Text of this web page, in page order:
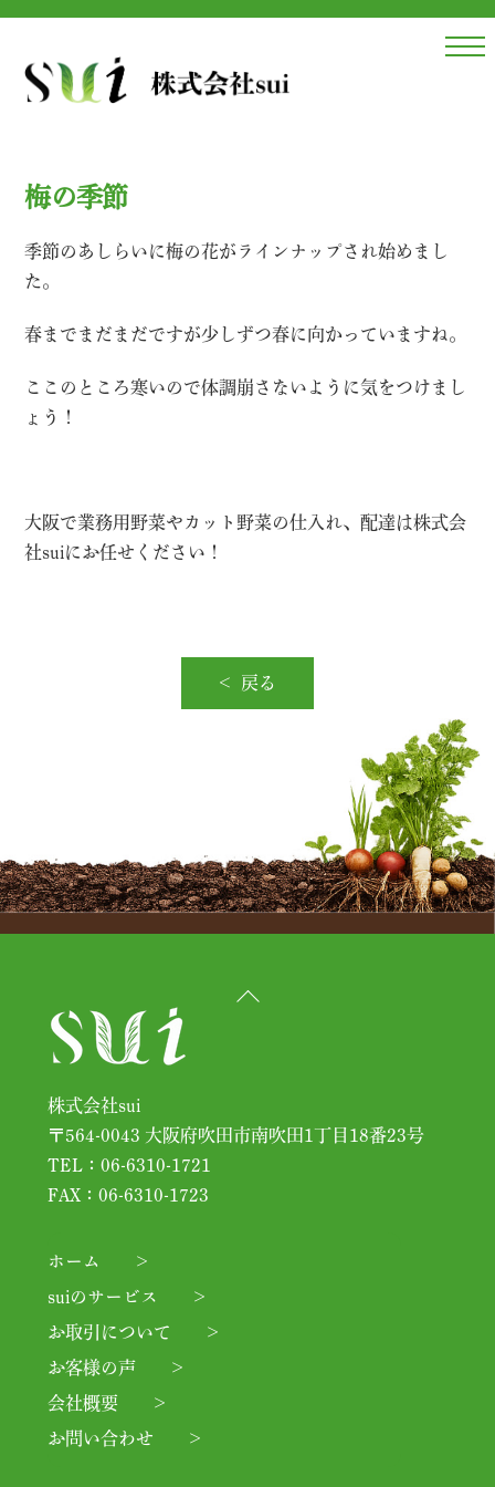
Skip
content
梅の季節
季節のあしらいに梅の花がラインナップされ始めまし
た。
春までまだまだですが少しずつ春に向かっていますね。
ここのところ寒いので体調崩さないように気をつけまし
ょう！
大阪で業務用野菜やカット野菜の仕入れ、配達は株式会
社suiにお任せください！
戻る
Back
株式会社sui
〒564-0043 大阪府吹田市南吹田1丁目18番23号
TEL：06-6310-1721
FAX：06-6310-1723
ホーム
suiのサービス
お取引について
お客様の声
会社概要
お問い合わせ